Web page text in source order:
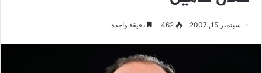
سبتمبر 15, 2007 462 دقيقة واحدة